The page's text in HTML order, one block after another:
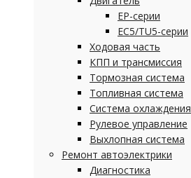
EP-серии
EC5/TU5-серии
Ходовая часть
КПП и трансмиссия
Тормозная система
Топливная система
Система охлаждения
Рулевое управление
Выхлопная система
Ремонт автоэлектрики
Диагностика